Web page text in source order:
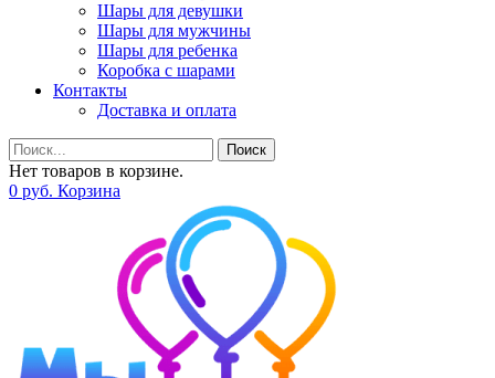
Шары для девушки
Шары для мужчины
Шары для ребенка
Коробка с шарами
Контакты
Доставка и оплата
Поиск
Нет товаров в корзине.
0 руб. Корзина